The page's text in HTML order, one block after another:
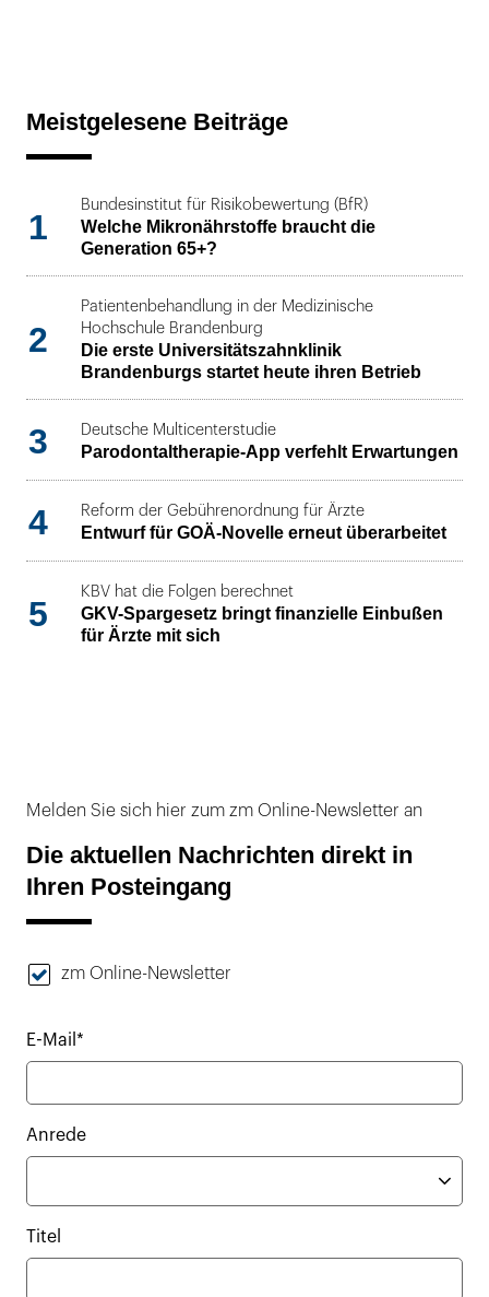
Meistgelesene Beiträge
1
Bundesinstitut für Risikobewertung (BfR)
Welche Mikronährstoffe braucht die
Generation 65+?
2
Patientenbehandlung in der Medizinische
Hochschule Brandenburg
Die erste Universitätszahnklinik
Brandenburgs startet heute ihren Betrieb
3 Deutsche Multicenterstudie
Parodontaltherapie-App verfehlt Erwartungen
4 Reform der Gebührenordnung für Ärzte
Entwurf für GOÄ-Novelle erneut überarbeitet
5
KBV hat die Folgen berechnet
GKV-Spargesetz bringt finanzielle Einbußen
für Ärzte mit sich
Melden Sie sich hier zum zm Online-Newsletter an
Die aktuellen Nachrichten direkt in
Ihren Posteingang
zm Online-Newsletter
E-Mail*
Anrede
Titel